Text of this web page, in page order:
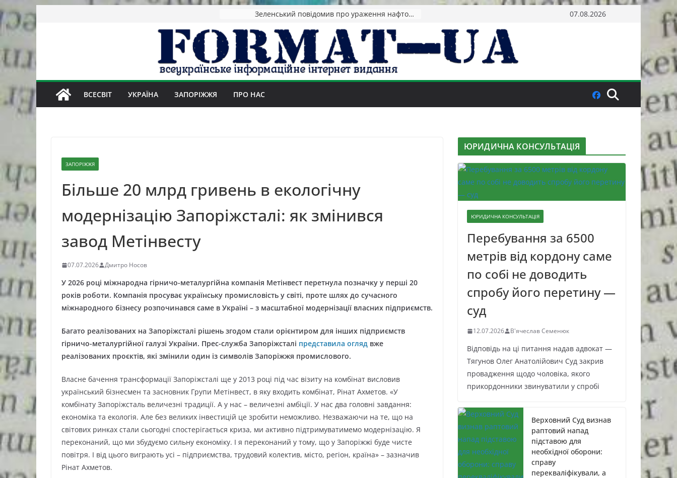
Skip
to
Зеленський повідомив про ураження нафтозаводів РФ за понад 1300 км від фронту 07.08.2026
ВСЕСВІТ УКРАЇНА ЗАПОРІЖЖЯ ПРО НАС
ЗАПОРІЖЖЯ
Більше 20 млрд гривень в екологічну
модернізацію Запоріжсталі: як змінився
завод Метінвесту
07.07.2026 Дмитро Носов
У 2026 році міжнародна гірничо-металургійна компанія Метінвест перетнула позначку у перші 20
років роботи. Компанія просуває українську промисловість у світі, проте шлях до сучасного
міжнародного бізнесу розпочинався саме в Україні – з масштабної модернізації власних підприємств.
Багато реалізованих на Запоріжсталі рішень згодом стали орієнтиром для інших підприємств
гірничо-металургійної галузі України. Прес-служба Запоріжсталі представила огляд вже
реалізованих проєктів, які змінили один із символів Запоріжжя промислового.
Власне бачення трансформації Запоріжсталі ще у 2013 році під час візиту на комбінат висловив
український бізнесмен та засновник Групи Метінвест, в яку входить комбінат, Рінат Ахметов. «У
комбінату Запоріжсталь величезні традиції. А у нас – величезні амбіції. У нас два головні завдання:
економіка та екологія. Але без великих інвестицій це зробити неможливо. Незважаючи на те, що на
світових ринках стали сьогодні спостерігається криза, ми активно підтримуватимемо модернізацію. Я
переконаний, що ми збудуємо сильну економіку. І я переконаний у тому, що у Запоріжжі буде чисте
повітря. І від цього виграють усі – підприємства, трудовий колектив, місто, регіон, країна» – зазначив
Рінат Ахметов.
ЮРИДИЧНА КОНСУЛЬТАЦІЯ
ЮРИДИЧНА КОНСУЛЬТАЦІЯ
Перебування за 6500
метрів від кордону саме
по собі не доводить
спробу його перетину —
суд
12.07.2026 В'ячеслав Семенюк
Відповідь на ці питання надав адвокат —
Тягунов Олег Анатолійович Суд закрив
провадження щодо чоловіка, якого
прикордонники звинуватили у спробі
Верховний Суд визнав
раптовий напад
підставою для
необхідної оборони:
справу
перекваліфікували, а